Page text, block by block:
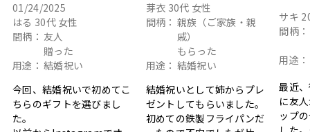
01/24/2025
はる 30代 女性
間柄： 友人
贈った
用途： 結婚祝い
今回、結婚祝いで初めてこ
ちらのギフトを選びまし
た。
芽衣 30代 女性
間柄： 親族（ご家族・親
戚）
もらった
用途： 結婚祝い
結婚祝いとして姉からプレ
ゼントしてもらいました。
初めての鉄製フライパンだ
サキ
間柄：
用途：
最近
に友
ップ